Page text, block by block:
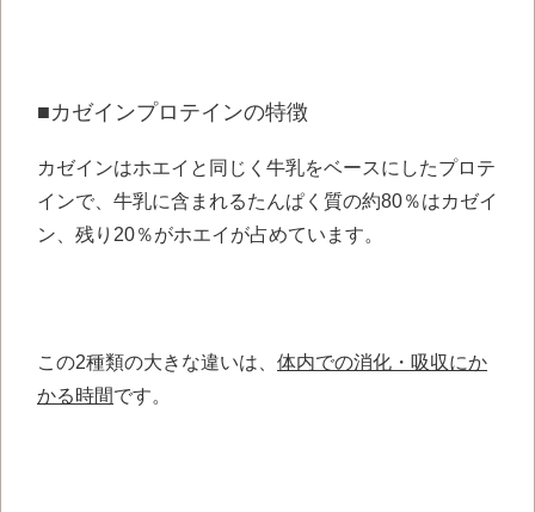
■カゼインプロテインの特徴
カゼインはホエイと同じく牛乳をベースにしたプロテ
インで、牛乳に含まれるたんぱく質の約80％はカゼイ
ン、残り20％がホエイが占めています。
この2種類の大きな違いは、 体内での消化・吸収にか
かる時間です。